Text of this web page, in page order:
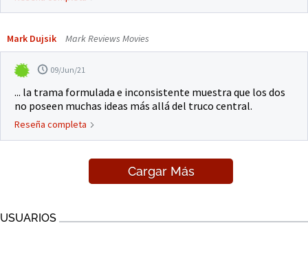
Mark Dujsik Mark Reviews Movies
09/Jun/21
... la trama formulada e inconsistente muestra que los dos
no poseen muchas ideas más allá del truco central.
Reseña completa
Cargar Más
USUARIOS